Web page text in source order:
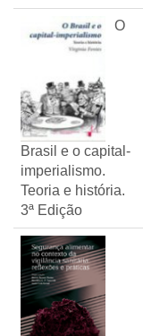
O
Brasil e o capital-
imperialismo.
Teoria e história.
3ª Edição